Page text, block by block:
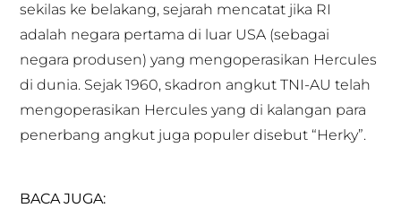
sekilas ke belakang, sejarah mencatat jika RI
adalah negara pertama di luar USA (sebagai
negara produsen) yang mengoperasikan Hercules
di dunia. Sejak 1960, skadron angkut TNI-AU telah
mengoperasikan Hercules yang di kalangan para
penerbang angkut juga populer disebut “Herky”.
BACA JUGA: